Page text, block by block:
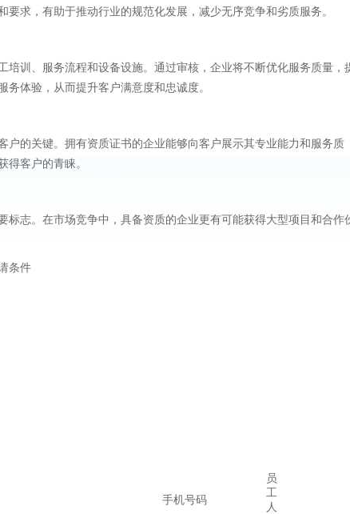
求，有助于推动行业的规范化发展，减少无序竞争和劣质服务。
培训、服务流程和设备设施。通过审核，企业将不断优化服务质量，
体验，从而提升客户满意度和忠诚度。
户的关键。拥有资质证书的企业能够向客户展示其专业能力和服务质
得客户的青睐。
标志。在市场竞争中，具备资质的企业更有可能获得大型项目和合作
条件
手机号码
员
工
人